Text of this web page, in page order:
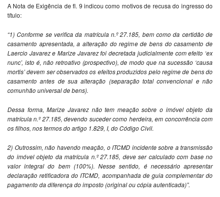
A Nota de Exigência de fl. 9 indicou como motivos de recusa do ingresso do
título:
“1) Conforme se verifica da matrícula n.º 27.185, bem como da certidão de
casamento apresentada, a alteração do regime de bens do casamento de
Laercio Javarez e Marize Javarez foi decretada judicialmente com efeito ‘ex
nunc’, isto é, não retroativo (prospectivo), de modo que na sucessão ‘causa
mortis’ devem ser observados os efeitos produzidos pelo regime de bens do
casamento antes de sua alteração (separação total convencional e não
comunhão universal de bens).
Dessa forma, Marize Javarez não tem meação sobre o imóvel objeto da
matrícula n.º 27.185, devendo suceder como herdeira, em concorrência com
os filhos, nos termos do artigo 1.829, I, do Código Civil.
2) Outrossim, não havendo meação, o ITCMD incidente sobre a transmissão
do imóvel objeto da matrícula n.º 27.185, deve ser calculado com base no
valor integral do bem (100%). Nesse sentido, é necessário apresentar
declaração retificadora do ITCMD, acompanhada de guia complementar do
pagamento da diferença do imposto (original ou cópia autenticada)”.